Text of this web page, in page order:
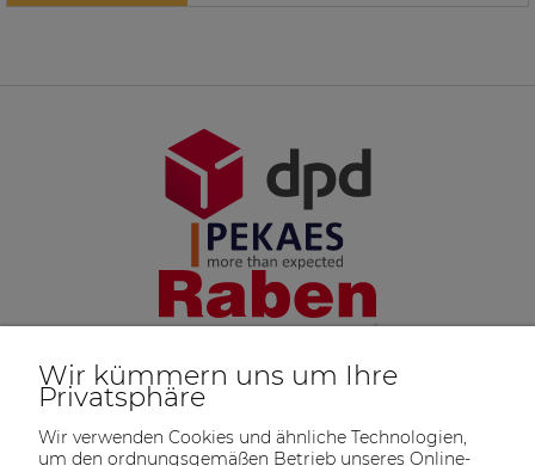
Wir kümmern uns um Ihre
Privatsphäre
Wir verwenden Cookies und ähnliche Technologien,
um den ordnungsgemäßen Betrieb unseres Online-